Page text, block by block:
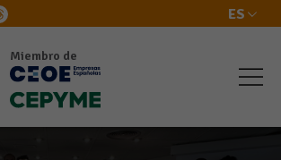
ES
Miembro de